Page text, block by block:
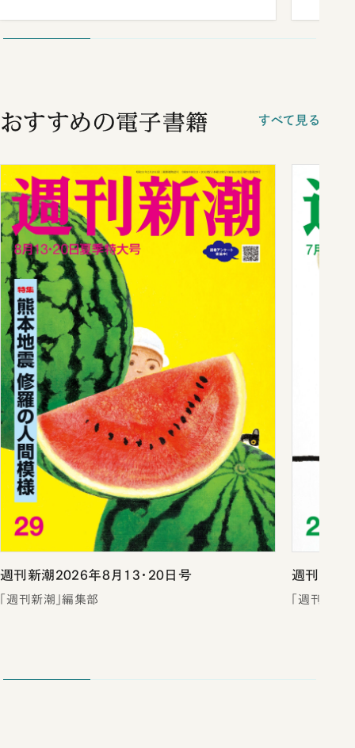
おすすめの電子書籍 すべて見る
週刊新潮2026年8月13・20日号
「週刊新潮」編集部
週刊新潮
「週刊新潮